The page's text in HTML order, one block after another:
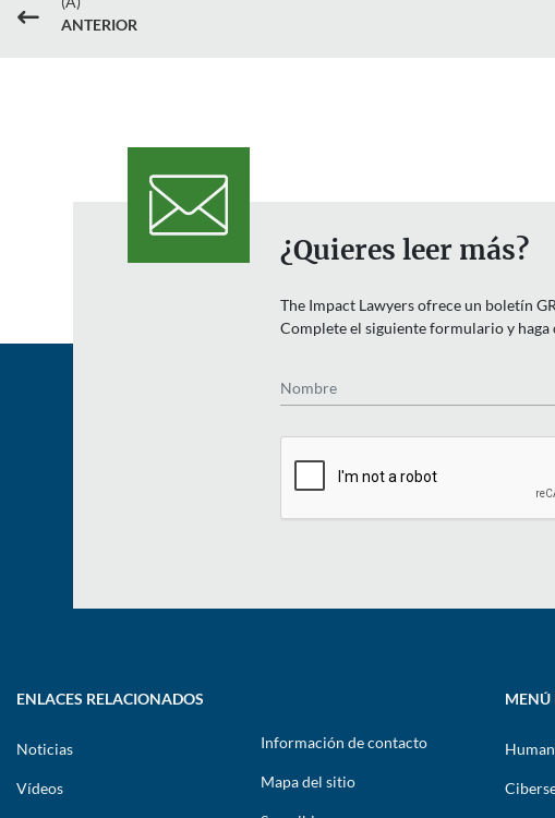
#
ANTERIOR
¿Quieres leer más?
The Impact Lawyers ofrece un boletín
Complete el siguiente formulario y
ENLACES RELACIONADOS
Noticias
Vídeos
Información de contacto
Mapa del sitio
MENÚ